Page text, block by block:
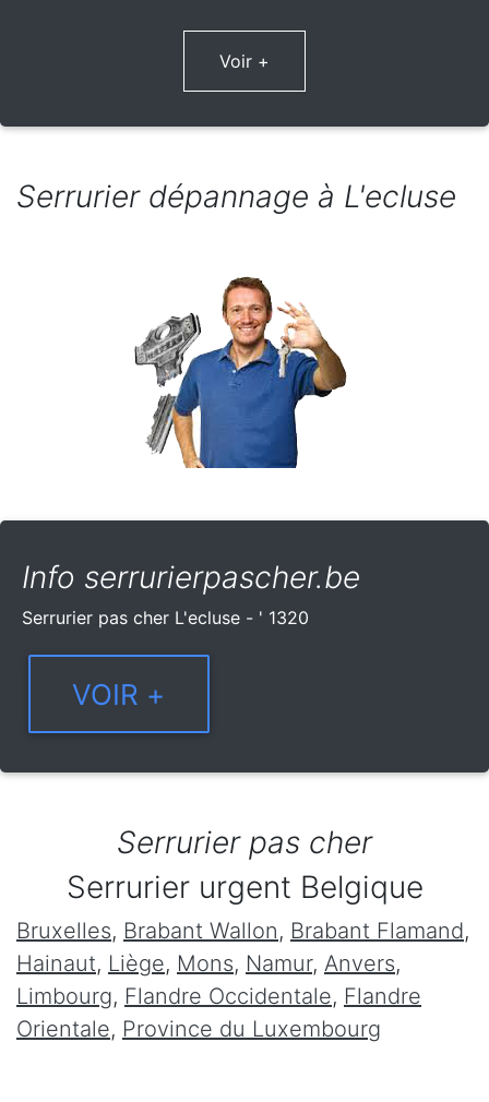
Voir +
Serrurier dépannage à L'ecluse
Info serrurierpascher.be
Serrurier pas cher L'ecluse - ' 1320
Serrurier pas cher
Serrurier urgent Belgique
Bruxelles, Brabant Wallon, Brabant Flamand,
Hainaut, Liège, Mons, Namur, Anvers,
Limbourg, Flandre Occidentale, Flandre
Orientale, Province du Luxembourg